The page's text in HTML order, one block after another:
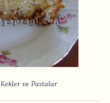
Kekler ve Pastalar